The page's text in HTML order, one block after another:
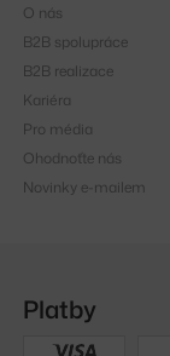
O nás
B2B spolupráce
B2B realizace
Kariéra
Pro média
Ohodnoťte nás
Novinky e-mailem
Platby